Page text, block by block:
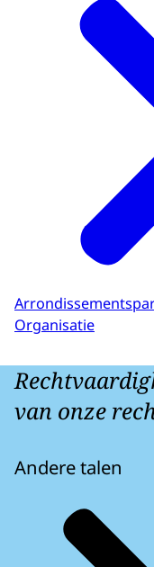
Organisatie
van onze
Andere talen